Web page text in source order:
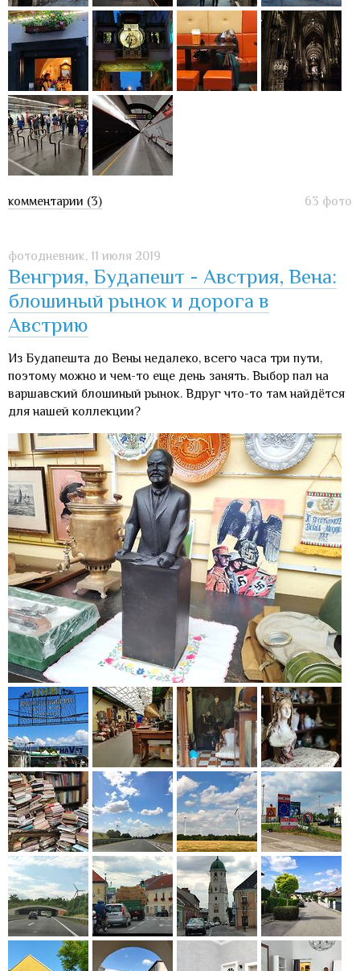
комментарии (3) 63 фото
фотодневник, 11 июля 2019
Венгрия, Будапешт - Австрия, Вена:
блошиный рынок и дорога в
Австрию
Из Будапешта до Вены недалеко, всего часа три пути,
поэтому можно и чем-то еще день занять. Выбор пал на
варшавский блошиный рынок. Вдруг что-то там найдётся
для нашей коллекции?